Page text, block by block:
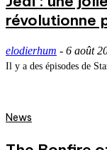
révolutionne
elodierhum - 6 août
Il y a des épisodes de
News